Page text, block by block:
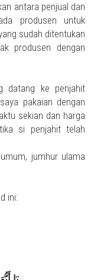
antara penjual dan
produsen untuk
sudah ditentukan
produsen dengan
datang ke penjahit
pakaian dengan
sekian dan harga
si penjahit telah
jumhur ulama
ini: